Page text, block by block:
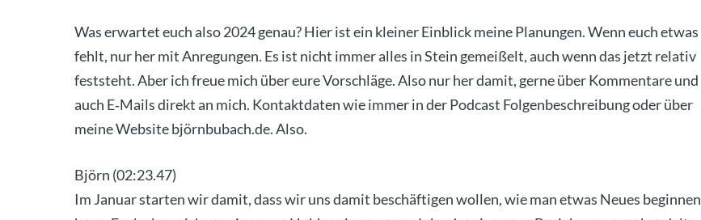
Was erwar­tet euch also 2024 genau? Hier ist ein klei­ner Ein­blick mei­ne Pla­nun­gen. Wenn euch etwas
fehlt, nur her mit Anre­gun­gen. Es ist nicht immer alles in Stein gemei­ßelt, auch wenn das jetzt rela­tiv
fest­steht. Aber ich freue mich über eure Vor­schlä­ge. Also nur her damit, ger­ne über Kom­men­ta­re und
auch E‑Mails direkt an mich. Kon­takt­da­ten wie immer in der Pod­cast Fol­gen­be­schrei­bung oder über
mei­ne Web­site björnbubach.de. Also.
Björn (02:23.47)
Im Janu­ar star­ten wir damit, dass wir uns damit beschäf­ti­gen wol­len, wie man etwas Neu­es begin­nen